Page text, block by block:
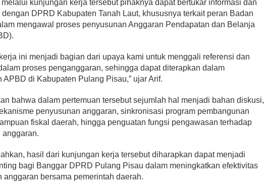
melalui kunjungan kerja tersebut pihaknya dapat bertukar informasi dan
DPRD Kabupaten Tanah Laut, khususnya terkait peran Badan
mengawal proses penyusunan Anggaran Pendapatan dan Belanja
ini menjadi bagian dari upaya kami untuk menggali referensi dan
proses penganggaran, sehingga dapat diterapkan dalam
APBD di Kabupaten Pulang Pisau,” ujar Arif.
bahwa dalam pertemuan tersebut sejumlah hal menjadi bahan diskusi,
penyusunan anggaran, sinkronisasi program pembangunan
fiskal daerah, hingga penguatan fungsi pengawasan terhadap
anggaran.
hasil dari kunjungan kerja tersebut diharapkan dapat menjadi
bagi Banggar DPRD Pulang Pisau dalam meningkatkan efektivitas
anggaran bersama pemerintah daerah.